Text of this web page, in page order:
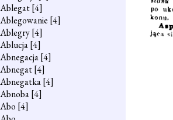
Ablegat[4]
Ablegowanie [4]
Ablegry[4]
Ablucja[4]
Abnegacja[4]
Abnegat[4]
Abnegatka[4]
Abnoba[4]
Abo [4]